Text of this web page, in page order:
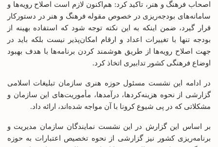
اصحاب فرهنگ و هنر، تاکید کرد: هم‌اکنون لازم است اصلاح رویه‌ها و
سامانه‌های بودجه‌ریزی در خصوص مقوله فرهنگ و هنر در دستورکار
قرار گیرد، ضمن اینکه به این نکته توجه شود که استفاده بهینه از
بودجه تنها با تغییرات اعداد و ارقام امکان‌پذیر نیست بلکه باید در
جهت اصلاح رویه‌ها از طریق هوشمند کردن برنامه‌ها با هدف بهبود
اوضاع فرهنگی کشور تدابیری اتخاذ کرد.
در ادامه این نشست مسئول حوزه هنری سازمان تبلیغات اسلامی
گزارشی از نحوه هزینه‌کردها، درآمدها، مأموریت‌های این سازمان و
مشکلاتی که در پی شیوع کرونا با آن مواجه شده‌اند، ارائه داد.
بر اساس این گزارش در این نشست نمایندگان سازمان مدیریت و
برنامه‌ریزی کشور نیز گزارشی از نحوه تخصیص اعتبارات به حوزه